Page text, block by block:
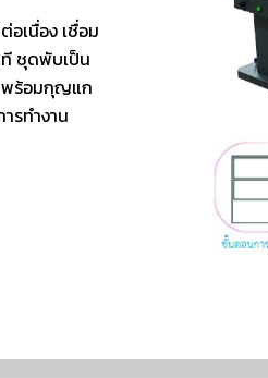
เนื่อง เชื่อม
ที ชุดพับเป็น
พร้อมกุญแก
รทํางาน